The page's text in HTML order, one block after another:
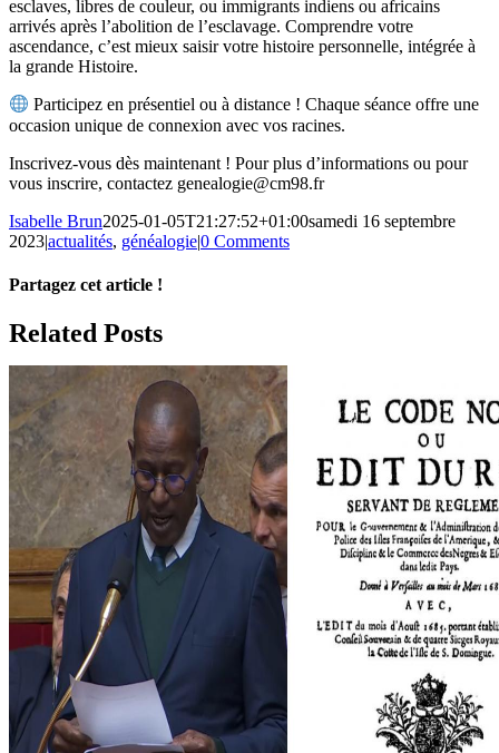
esclaves, libres de couleur, ou immigrants indiens ou africains
arrivés après l’abolition de l’esclavage. Comprendre votre
ascendance, c’est mieux saisir votre histoire personnelle, intégrée à
la grande Histoire.
Participez en présentiel ou à distance ! Chaque séance offre une
occasion unique de connexion avec vos racines.
Inscrivez-vous dès maintenant ! Pour plus d’informations ou pour
vous inscrire, contactez genealogie@cm98.fr
Isabelle Brun2025-01-05T21:27:52+01:00samedi 16 septembre
2023|actualités, généalogie|0 Comments
Partagez cet article !
Facebook
X
Reddit
LinkedIn
WhatsApp
Telegram
Tumblr
Pinterest
Vk
Xing
Email
Related Posts